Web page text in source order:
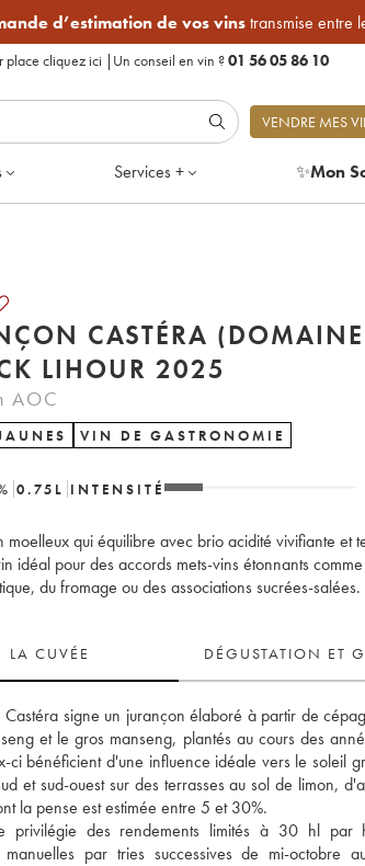
d’estimation de vos vinstransmise entre
place cliquez ici | Un conseil en vin ?01 56 05 86 10
VENDRE MES
Services + ✨Mon
CASTÉRA
FRANCK LIHOUR 2025
AOC
VIN DE GASTRONOMIE
0.75 L INTENSITÉ
moelleux qui équilibre avec brio acidité vivifiante et
idéal pour des accords mets-vins étonnants
du fromage ou des associations sucrées-salées.
LA CUVÉE DÉGUSTATION ET
Castéra signe un jurançon élaboré à partir de
et le gros manseng, plantés au cours des
ci bénéficient d'une influence idéale vers le soleil
et sud-ouest sur des terrasses au sol de limon,
la pense est estimée entre 5 et 30%.
privilégie des rendements limités à 30 hl par
manuelles par tries successives de mi-octobre